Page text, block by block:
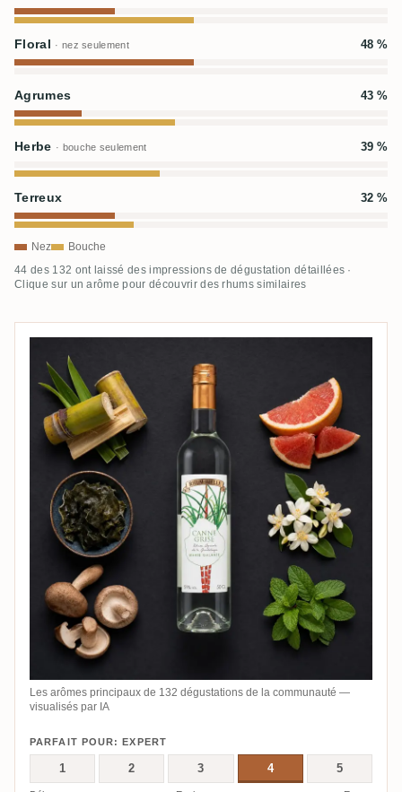
Floral · nez seulement 48 %
Agrumes 43 %
Herbe · bouche seulement 39 %
Terreux 32 %
Nez Bouche
44 des 132 ont laissé des impressions de dégustation détaillées ·
Clique sur un arôme pour découvrir des rhums similaires
Les arômes principaux de 132 dégustations de la communauté —
visualisés par IA
PARFAIT POUR: EXPERT
1 2 3 4 5